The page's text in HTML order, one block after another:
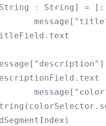
: String] =